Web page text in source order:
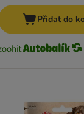
Přidat do